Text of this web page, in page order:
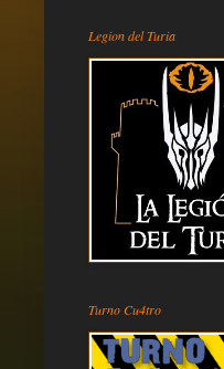
Legion del Turia
Turno Cu4tro